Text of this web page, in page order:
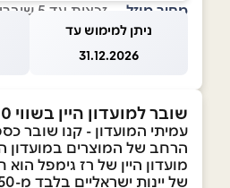
מחיר מוזל — זכאות עד 5 שוברים לחודש קלנדרי
ניתן למימוש עד
31.12.2026
שובר למועדון היין בשווי ₪100
עמיתי המועדון - קנו שובר
הרחב של המוצרים במועדון
מועדון היין של רז גימפל